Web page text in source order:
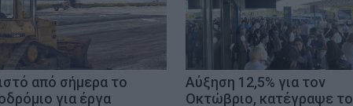
από σήμερα το
για έργα
Αύξηση 12,5% για τον
Οκτώβριο, κατέγραψε το